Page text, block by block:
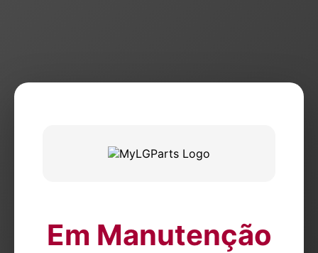
Em Manutenção